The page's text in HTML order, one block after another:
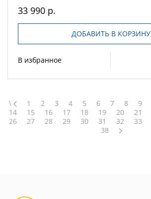
33 990 р.
ДОБАВИТЬ В КОРЗИНУ
В избранное
\ 1 2 3 4 5 6 7 8 9
14
15 16 17 18 19 20 21
26
27 28 29 30 31 32 33
38